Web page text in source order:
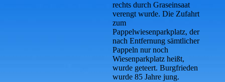
rechts durch Graseinsaat
verengt wurde. Die Zufahrt
zum
Pappelwiesenparkplatz, der
nach Entfernung sämtlicher
Pappeln nur noch
Wiesenparkplatz heißt,
wurde geteert. Burgfrieden
wurde 85 Jahre jung.